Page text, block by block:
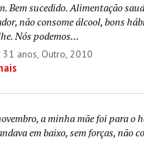
Bem sucedido. Alimentação
não consome álcool, bons
Nós podemos...
31 anos, Outro, 2010
a minha mãe foi para o
em baixo, sem forças, não